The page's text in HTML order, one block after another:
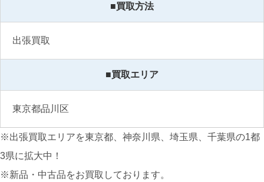
■買取方法
出張買取
■買取エリア
東京都品川区
※出張買取エリアを東京都、神奈川県、埼玉県、千葉県の1都
3県に拡大中！
※新品・中古品をお買取しております。